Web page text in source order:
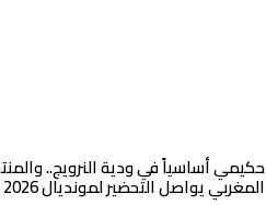
حكيمي أساسياً في ودية النرويج..
المغربي يواصل التحضير لمونديال 2026